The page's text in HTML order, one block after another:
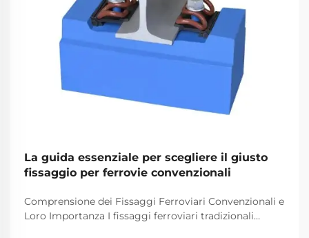
La guida essenziale per scegliere il giusto
fissaggio per ferrovie convenzionali
Comprensione dei Fissaggi Ferroviari Convenzionali e
Loro Importanza I fissaggi ferroviari tradizionali